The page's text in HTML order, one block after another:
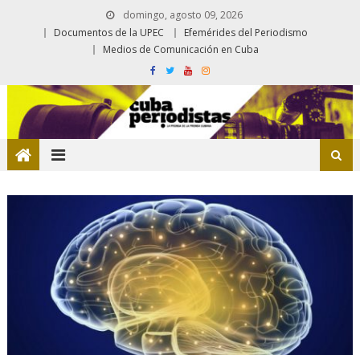
domingo, agosto 09, 2026
Documentos de la UPEC
Efemérides del Periodismo
Medios de Comunicación en Cuba